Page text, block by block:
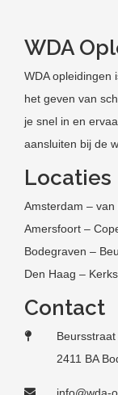
WDA
WDA opleidingen
het geven van
je snel in en
aansluiten bij de
Locaties
Amsterdam –
Amersfoort –
Bodegraven –
Den Haag –
Contact
Beursstraat
2411 BA